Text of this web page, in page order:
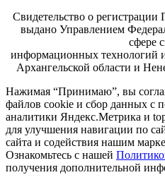
Свидетельство о
выдано Управлением
сфере
информационных технологий
Архангельской области и
Нажимая “Принимаю”, вы
файлов cookie и сбор данных с
аналитики Яндекс.Метрика и
для улучшения навигации по
сайта и содействия нашим
Ознакомьтесь с нашей
получения дополнительной